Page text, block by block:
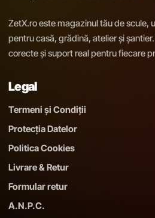
ZetX.ro este magazinul tău de scule,
pentru casă, grădină, atelier și
corecte și suport real pentru fiecare
Legal
Termeni și Condiții
Protecția Datelor
Politica Cookies
Livrare & Retur
Formular retur
A.N.P.C.